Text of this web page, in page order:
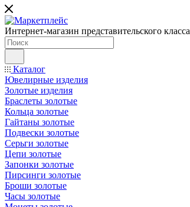
Интернет-магазин представительского класса
Каталог
Ювелирные изделия
Золотые изделия
Браслеты золотые
Кольца золотые
Гайтаны золотые
Подвески золотые
Серьги золотые
Цепи золотые
Запонки золотые
Пирсинги золотые
Броши золотые
Часы золотые